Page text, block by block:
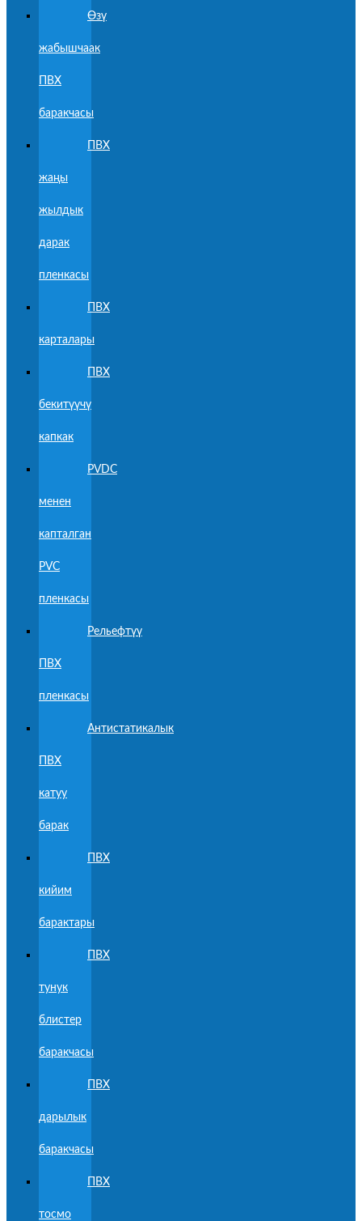
Өзү
жабышчаак
ПВХ
баракчасы
ПВХ
жаңы
жылдык
дарак
пленкасы
ПВХ
карталары
ПВХ
бекитүүчү
капкак
PVDC
менен
капталган
PVC
пленкасы
Рельефтүү
ПВХ
пленкасы
Антистатикалык
ПВХ
катуу
барак
ПВХ
кийим
барактары
ПВХ
тунук
блистер
баракчасы
ПВХ
дарылык
баракчасы
ПВХ
тосмо